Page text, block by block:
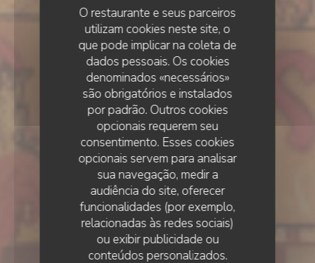
O restaurante e seus parceiros
utilizam cookies neste site, o
que pode implicar na coleta de
dados pessoais. Os cookies
denominados «necessários»
são obrigatórios e instalados
por padrão. Outros cookies
opcionais requerem seu
consentimento. Esses cookies
opcionais servem para analisar
sua navegação, medir a
audiência do site, oferecer
funcionalidades (por exemplo,
relacionadas às redes sociais)
ou exibir publicidade ou
conteúdos personalizados.
• LILLE
Estaminet La CH’TITE